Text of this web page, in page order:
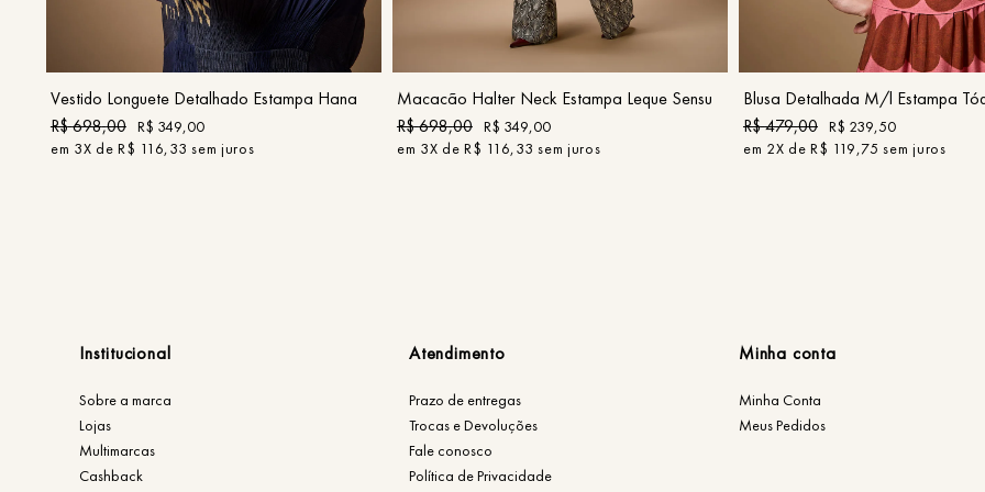
P M
COMPRAR
Vestido Longuete Detalhado Estampa Hana
R$698,00 R$ 349,00
em 3X deR$ 116,33 sem juros
M GG
COMPRAR
Macacão Halter Neck Estampa Leque Sensu
R$698,00 R$ 349,00
em 3X deR$ 116,33 sem juros
P G GG
COMPRAR
Blusa Detalhada M/l Estampa
R$479,00 R$ 239,50
em 2X deR$ 119,75 sem juros
Institucional
Sobre a marca
Lojas
Multimarcas
Cashback
Atendimento
Prazo de entregas
Trocas e Devoluções
Fale conosco
Política de Privacidade
Minha conta
Minha Conta
Meus Pedidos